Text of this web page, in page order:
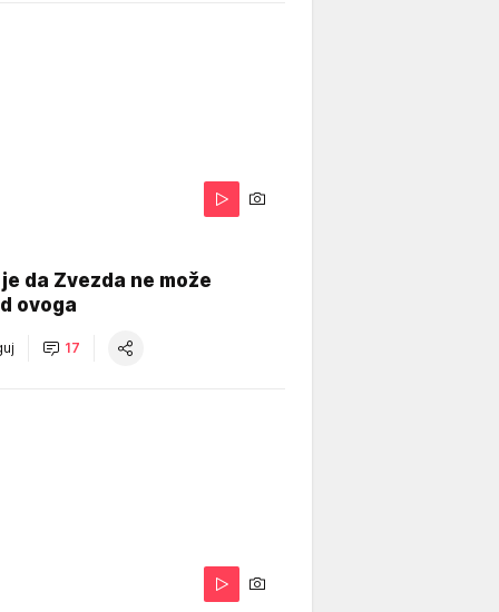
da Zvezda ne može
ovoga
17